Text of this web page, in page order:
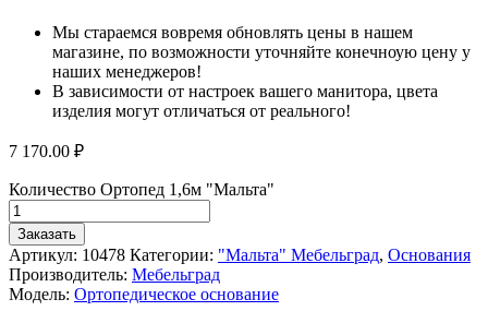
Мы стараемся вовремя обновлять цены в нашем
магазине, по возможности уточняйте конечноую цену у
наших менеджеров!
В зависимости от настроек вашего манитора, цвета
изделия могут отличаться от реального!
7 170.00 ₽
Количество Ортопед 1,6м "Мальта"
Заказать
Артикул: 10478 Категории: "Мальта" Мебельград, Основания
Производитель: Мебельград
Модель: Ортопедическое основание